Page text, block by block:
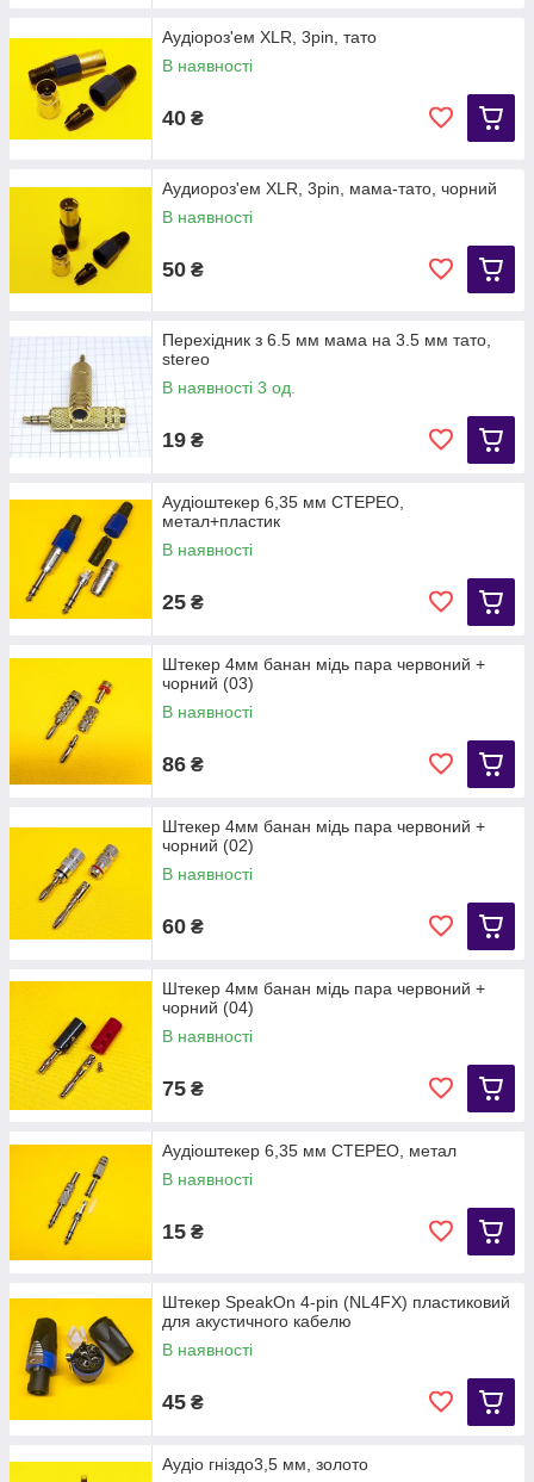
Аудіороз'ем XLR, 3pin, тато
В наявності
40 ₴
Аудиороз'ем XLR, 3pin, мама-тато, чорний
В наявності
50 ₴
Перехідник з 6.5 мм мама на 3.5 мм тато,
stereo
В наявності 3 од.
19 ₴
Аудіоштекер 6,35 мм СТЕРЕО,
метал+пластик
В наявності
25 ₴
Штекер 4мм банан мідь пара червоний +
чорний (03)
В наявності
86 ₴
Штекер 4мм банан мідь пара червоний +
чорний (02)
В наявності
60 ₴
Штекер 4мм банан мідь пара червоний +
чорний (04)
В наявності
75 ₴
Аудіоштекер 6,35 мм СТЕРЕО, метал
В наявності
15 ₴
Штекер SpeakOn 4-pin (NL4FX) пластиковий
для акустичного кабелю
В наявності
45 ₴
Аудіо гніздо3,5 мм, золото